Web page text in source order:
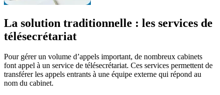
La solution traditionnelle : les services de
télésecrétariat
Pour gérer un volume d’appels important, de nombreux cabinets
font appel à un service de télésecrétariat. Ces services permettent de
transférer les appels entrants à une équipe externe qui répond au
nom du cabinet.